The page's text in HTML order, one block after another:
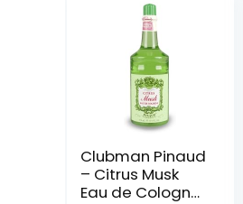
Clubman Pinaud
– Citrus Musk
Eau de Cologne